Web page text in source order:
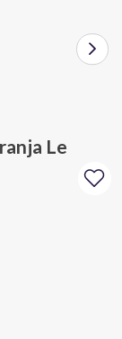
Le
em ferro
produção de